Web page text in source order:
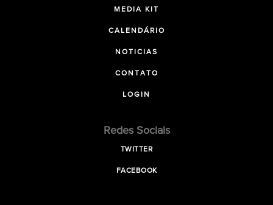
MEDIA KIT
CALENDÁRIO
NOTICIAS
CONTATO
LOGIN
Redes Sociais
TWITTER
FACEBOOK